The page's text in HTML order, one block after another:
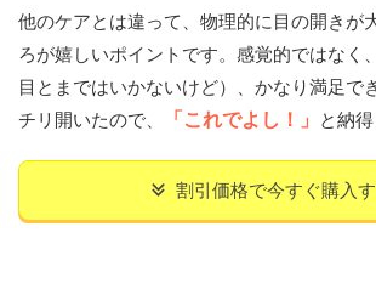
他のケアとは違って、物理的に目の開きが
ろが嬉しいポイントです。感覚的ではなく
目とまではいかないけど）、かなり満足で
チリ開いたので、
「これでよし！」 と納
割引価格で今すぐ購入